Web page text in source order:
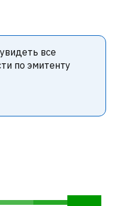
все
по эмитенту